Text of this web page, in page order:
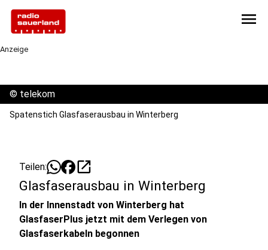
menu
Anzeige
© telekom
Spatenstich Glasfaserausbau in Winterberg
Teilen: open_in_new
Glasfaserausbau in Winterberg
In der Innenstadt von Winterberg hat
GlasfaserPlus jetzt mit dem Verlegen von
Glasfaserkabeln begonnen